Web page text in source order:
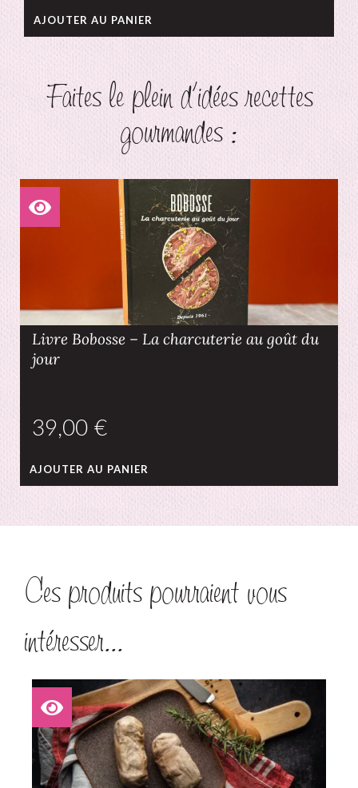
AJOUTER AU PANIER
Faites le plein d'idées recettes
gourmandes :
Livre Bobosse – La charcuterie au goût du
jour
€
AJOUTER AU PANIER
Ces produits pourraient vous
intéresser...